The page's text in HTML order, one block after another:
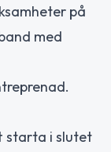
på
med
starta i slutet